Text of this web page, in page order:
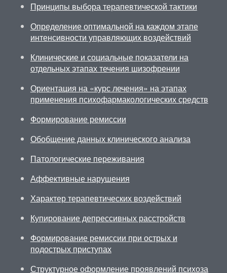
Принципы выбора терапевтической тактики
Определение оптимальной на каждом этапе
интенсивности управляющих воздействий
Клинические и социальные показатели на
отдельных этапах течения шизофрении
Ориентация на «курс лечения» на этапах
применения психофармакологических средств
Формирование ремиссии
Обобщение данных клинического анализа
Патологические переживания
Аффективные нарушения
Характер терапевтических воздействий
Купирование депрессивных расстройств
Формирование ремиссии при острых и
подострых приступах
Структурное оформление проявлений психоза